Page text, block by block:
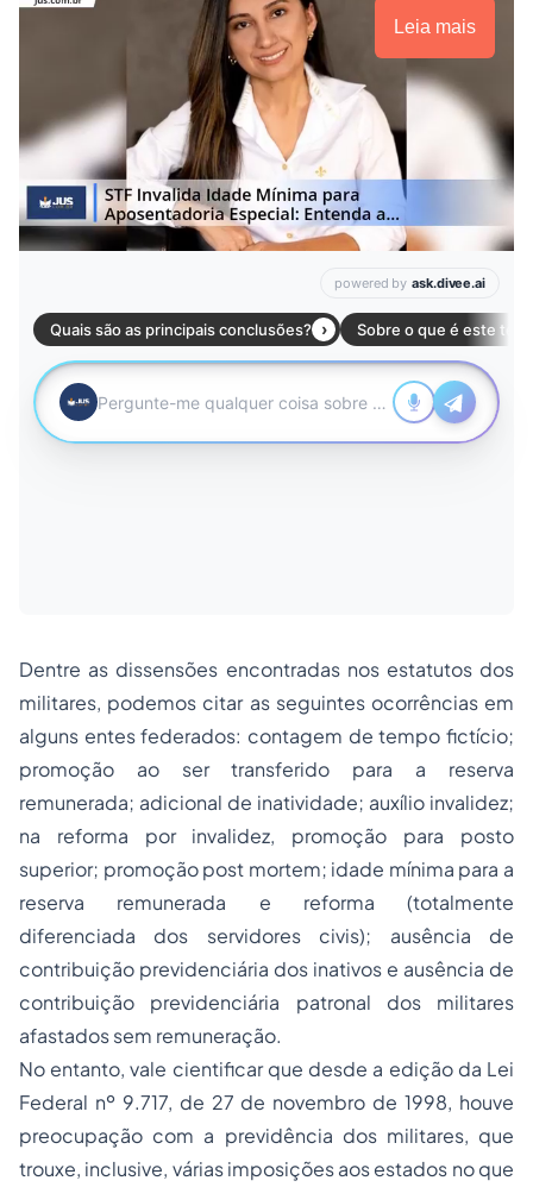
Leia mais
Dentre as dissensões encontradas nos estatutos dos
militares, podemos citar as seguintes ocorrências em
alguns entes federados: contagem de tempo fictício;
promoção ao ser transferido para a reserva
remunerada; adicional de inatividade; auxílio invalidez;
na reforma por invalidez, promoção para posto
superior; promoçãopost mortem; idade mínima para a
reserva remunerada e reforma (totalmente
diferenciada dos servidores civis); ausência de
contribuição previdenciária dos inativos e ausência de
contribuição previdenciária patronal dos militares
afastados sem remuneração.
No entanto, vale cientificar que desde a edição da Lei
Federal nº 9.717, de 27 de novembro de 1998, houve
preocupação com a previdência dos militares, que
trouxe, inclusive, várias imposições aos estados no que